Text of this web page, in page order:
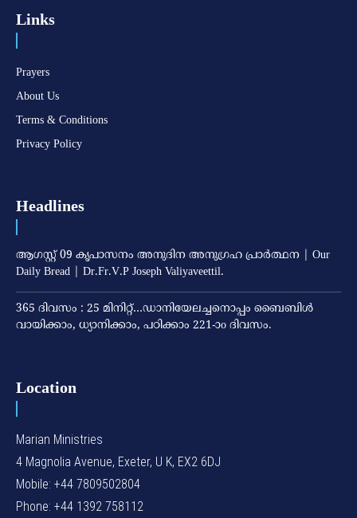
Links
Prayers
About Us
Terms & Conditions
Privacy Policy
Headlines
ആഗസ്റ്റ് 09 കൃപാസനം അനുദിന അനുഗ്രഹ പ്രാർത്ഥന | Our
Daily Bread | Dr.Fr.V.P Joseph Valiyaveettil.
365 ദിവസം : 25 മിനിറ്റ്…ഡാനിയേലച്ചനൊപ്പം ബൈബിൾ
വായിക്കാം, ധ്യാനിക്കാം, പഠിക്കാം 221-ാo ദിവസം.
Location
Marian Ministries
4 Magnolia Avenue, Exeter, U K, EX2 6DJ
Mobile: +44 7809502804
Phone: +44 1392 758112